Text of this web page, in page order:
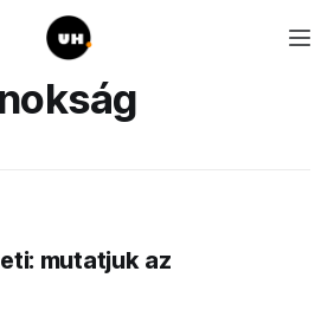
mutatjuk az